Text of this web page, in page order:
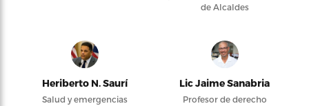
de Alcaldes
Heriberto N. Saurí
Salud y emergencias
Lic Jaime Sanabria
Profesor de derecho